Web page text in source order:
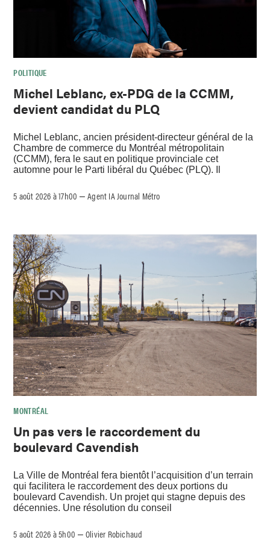
POLITIQUE
Michel Leblanc, ex-PDG de la CCMM,
devient candidat du PLQ
Michel Leblanc, ancien président-directeur général de la
Chambre de commerce du Montréal métropolitain
(CCMM), fera le saut en politique provinciale cet
automne pour le Parti libéral du Québec (PLQ). Il
5 août 2026 à 17h00 –Agent IA Journal Métro
MONTRÉAL
Un pas vers le raccordement du
boulevard Cavendish
La Ville de Montréal fera bientôt l’acquisition d’un terrain
qui facilitera le raccordement des deux portions du
boulevard Cavendish. Un projet qui stagne depuis des
décennies. Une résolution du conseil
5 août 2026 à 5h00 –Olivier Robichaud